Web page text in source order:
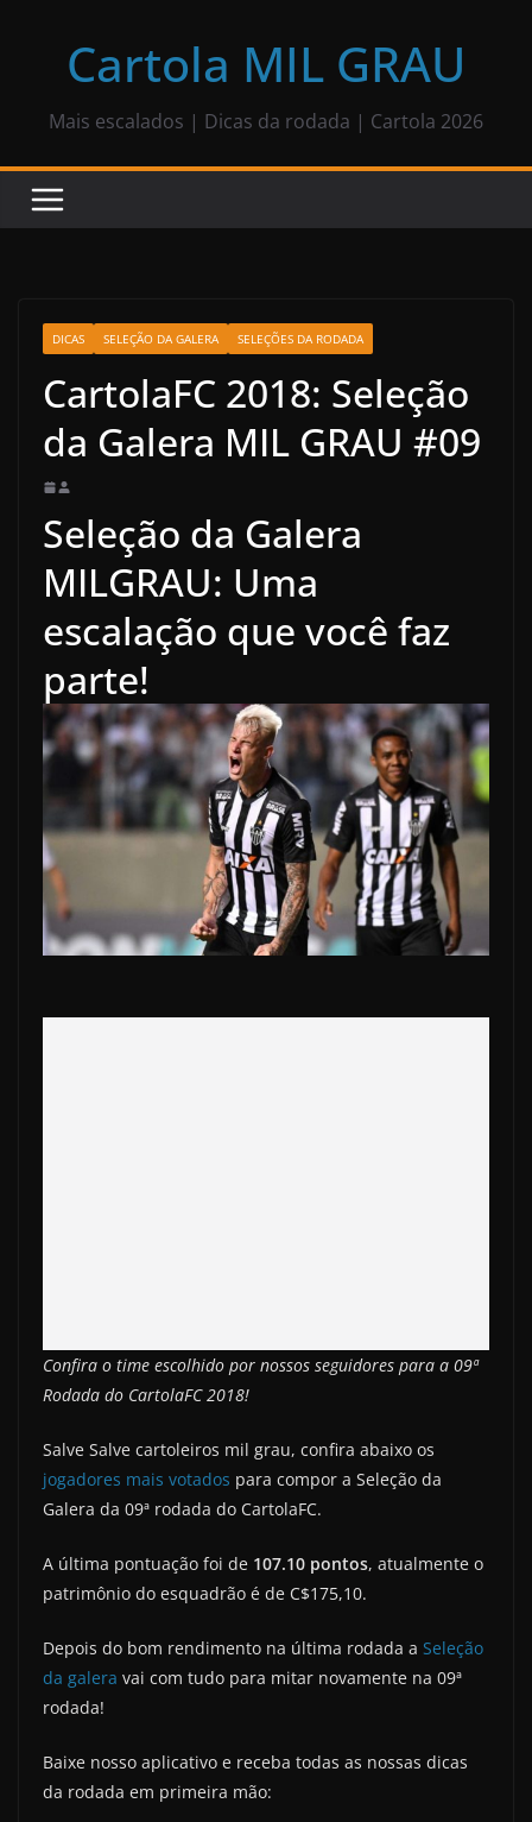
Cartola MIL GRAU
Mais escalados | Dicas da rodada | Cartola 2026
DICAS SELEÇÃO DA GALERA SELEÇÕES DA RODADA
CartolaFC 2018: Seleção
da Galera MIL GRAU #09
Seleção da Galera
MILGRAU: Uma
escalação que você faz
parte!
Confira o time escolhido por nossos seguidores para a 09ª
Rodada do CartolaFC 2018!
Salve Salve cartoleiros mil grau, confira abaixo os
jogadores mais votados para compor a Seleção da
Galera da 09ª rodada do CartolaFC.
A última pontuação foi de 107.10 pontos, atualmente o
patrimônio do esquadrão é de C$175,10.
Depois do bom rendimento na última rodada a Seleção
da galera vai com tudo para mitar novamente na 09ª
rodada!
Baixe nosso aplicativo e receba todas as nossas dicas
da rodada em primeira mão: